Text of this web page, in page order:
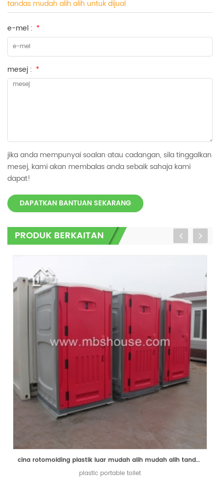
tandas mudah alih alih untuk dijual
e-mel : *
mesej : *
jika anda mempunyai soalan atau cadangan, sila tinggalkan
mesej, kami akan membalas anda sebaik sahaja kami
dapat!
DAPATKAN BANTUAN SEKARANG
PRODUK BERKAITAN
cina rotomolding plastik luar mudah alih mudah alih tandas
plastic portable toilet